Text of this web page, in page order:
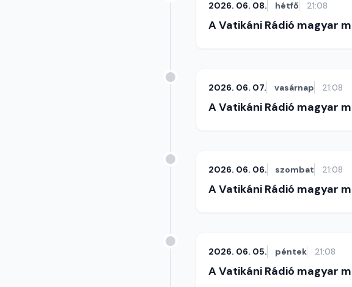
2026. 06. 08. hétfő 21:08
A Vatikáni Rádió magyar
2026. 06. 07. vasárnap 21:08
A Vatikáni Rádió magyar
2026. 06. 06. szombat 21:08
A Vatikáni Rádió magyar
2026. 06. 05. péntek 21:08
A Vatikáni Rádió magyar